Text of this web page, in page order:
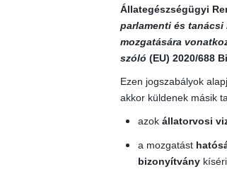
Állategészségügyi
parlamenti és
mozgatására
szóló (EU) 2020/688
Ezen jogszabályok
akkor küldenek másik
azok állatorvosi
a mozgatást
bizonyítványkíséri